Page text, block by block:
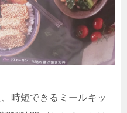
時短できるミールキッ